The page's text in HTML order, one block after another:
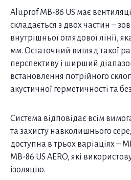
Aluprof MB-86 US має
складається з двох частин –
внутрішньої оглядової лінії,
мм. Остаточний вигляд такої
перспективу і ширший
встановлення потрійного
акустичної герметичності та
Система відповідає всім
та захисту навколишнього
доступна в трьох варіаціях –
MB-86 US AERO, які
ізоляцію.